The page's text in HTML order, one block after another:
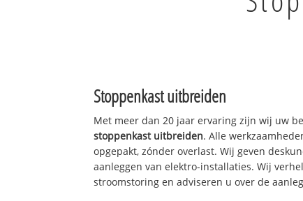
Stoppenkast uitbreiden
Met meer dan 20 jaar ervaring zijn wij uw
stoppenkast uitbreiden. Alle
opgepakt, zónder overlast. Wij geven
aanleggen van elektro-installaties. Wij
stroomstoring en adviseren u over de